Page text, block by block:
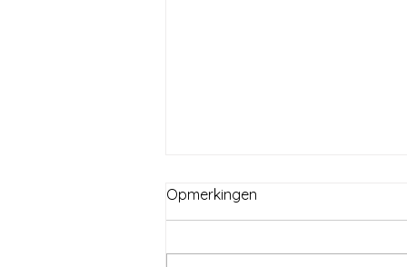
Voorlopig blogpauze
Beste lezers, קוראים יקרים Zoals
Opmerkingen